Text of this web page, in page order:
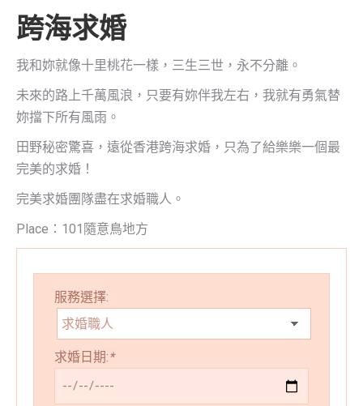
跨海求婚
我和妳就像十里桃花一樣，三生三世，永不分離。
未來的路上千萬風浪，只要有妳伴我左右，我就有勇氣替
妳擋下所有風雨。
田野秘密驚喜，遠從香港跨海求婚，只為了給樂樂一個最
完美的求婚！
完美求婚團隊盡在求婚職人。
Place：101隨意鳥地方
服務選擇:
求婚日期:*